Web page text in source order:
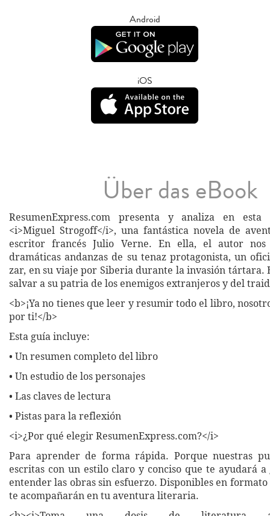
Android
iOS
Über das eBook
ResumenExpress.com presenta y analiza en
<i>Miguel Strogoff</i>, una fantástica novela de
escritor francés Julio Verne. En ella, el autor
dramáticas andanzas de su tenaz protagonista, un
zar, en su viaje por Siberia durante la invasión tártara.
salvar a su patria de los enemigos extranjeros y del
<b>¡Ya no tienes que leer y resumir todo el libro,
por ti!</b>
Esta guía incluye:
• Un resumen completo del libro
• Un estudio de los personajes
• Las claves de lectura
• Pistas para la reflexión
<i>¿Por qué elegir ResumenExpress.com?</i>
Para aprender de forma rápida. Porque nuestras
escritas con un estilo claro y conciso que te ayudará
entender las obras sin esfuerzo. Disponibles en
te acompañarán en tu aventura literaria.